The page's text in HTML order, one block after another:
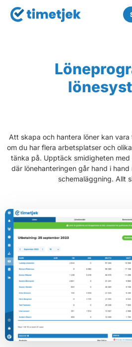
Att skapa och hantera löner kan
om du har flera arbetsplatser och
tänka på. Upptäck smidigheten med
där lönehanteringen går hand i
schemaläggning. Allt